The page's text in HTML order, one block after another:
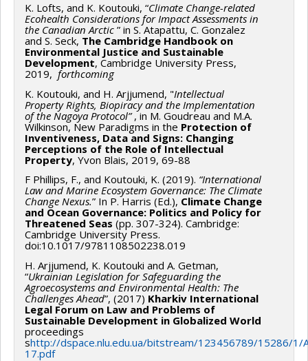
K. Lofts, and K. Koutouki, “Climate Change-related
Ecohealth Considerations for Impact Assessments in
the Canadian Arctic ” in S. Atapattu, C. Gonzalez
and S. Seck, The Cambridge Handbook on
Environmental Justice and Sustainable
Development, Cambridge University Press,
2019, forthcoming
K. Koutouki, and H. Arjjumend, "Intellectual
Property Rights, Biopiracy and the Implementation
of the Nagoya Protocol”, in M. Goudreau and M.A.
Wilkinson, New Paradigms in the Protection of
Inventiveness, Data and Signs: Changing
Perceptions of the Role of Intellectual
Property, Yvon Blais, 2019, 69-88
F Phillips, F., and Koutouki, K. (2019). “International
Law and Marine Ecosystem Governance: The Climate
Change Nexus.” In P. Harris (Ed.), Climate Change
and Ocean Governance: Politics and Policy for
Threatened Seas (pp. 307-324). Cambridge:
Cambridge University Press.
doi:10.1017/9781108502238.019
H. Arjjumend, K. Koutouki and A. Getman,
“Ukrainian Legislation for Safeguarding the
Agroecosystems and Environmental Health: The
Challenges Ahead”, (2017) Kharkiv International
Legal Forum on Law and Problems of
Sustainable Development in Globalized World
proceedings
shttp://dspace.nlu.edu.ua/bitstream/123456789/15286/1/
17.pdf